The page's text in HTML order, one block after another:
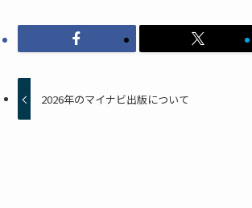
2026年のマイナビ出版について